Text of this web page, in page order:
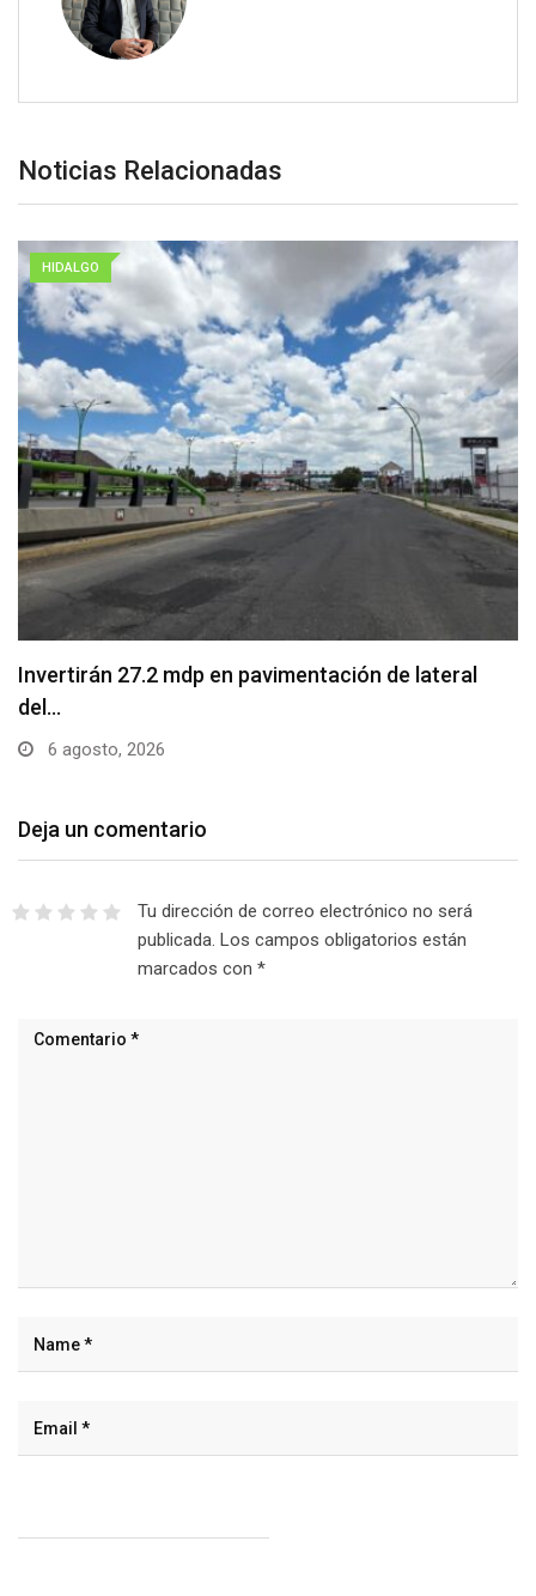
Noticias Relacionadas
HIDALGO
Invertirán 27.2 mdp en pavimentación de lateral
del…
6 agosto, 2026
Deja un comentario
Tu dirección de correo electrónico no será
publicada. Los campos obligatorios están
marcados con *